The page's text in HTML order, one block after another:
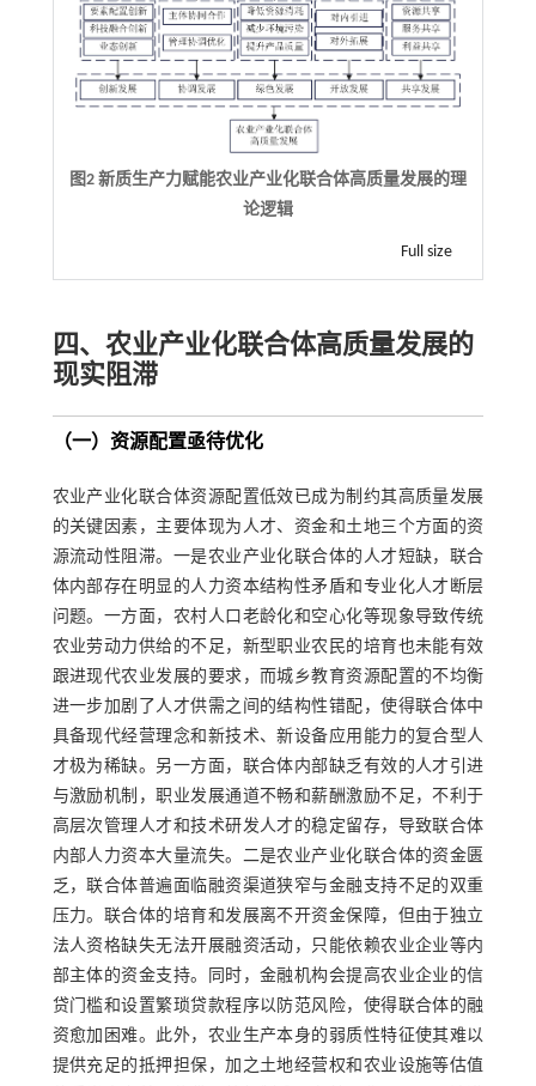
图2 新质生产力赋能农业产业化联合体高质量发展的理
论逻辑
Full size
四、农业产业化联合体高质量发展的
现实阻滞
（一）资源配置亟待优化
农业产业化联合体资源配置低效已成为制约其高质量发展
的关键因素，主要体现为人才、资金和土地三个方面的资
源流动性阻滞。一是农业产业化联合体的人才短缺，联合
体内部存在明显的人力资本结构性矛盾和专业化人才断层
问题。一方面，农村人口老龄化和空心化等现象导致传统
农业劳动力供给的不足，新型职业农民的培育也未能有效
跟进现代农业发展的要求，而城乡教育资源配置的不均衡
进一步加剧了人才供需之间的结构性错配，使得联合体中
具备现代经营理念和新技术、新设备应用能力的复合型人
才极为稀缺。另一方面，联合体内部缺乏有效的人才引进
与激励机制，职业发展通道不畅和薪酬激励不足，不利于
高层次管理人才和技术研发人才的稳定留存，导致联合体
内部人力资本大量流失。二是农业产业化联合体的资金匮
乏，联合体普遍面临融资渠道狭窄与金融支持不足的双重
压力。联合体的培育和发展离不开资金保障，但由于独立
法人资格缺失无法开展融资活动，只能依赖农业企业等内
部主体的资金支持。同时，金融机构会提高农业企业的信
贷门槛和设置繁琐贷款程序以防范风险，使得联合体的融
资愈加困难。此外，农业生产本身的弱质性特征使其难以
提供充足的抵押担保，加之土地经营权和农业设施等估值